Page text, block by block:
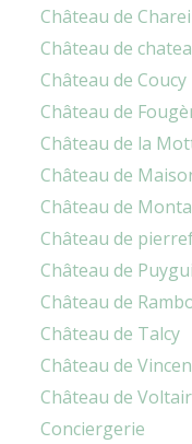
Château de
Château de
Château de Coucy
Château de
Château de la
Château de
Château de
Château de
Château de
Château de
Château de Talcy
Château de
Château de
Conciergerie